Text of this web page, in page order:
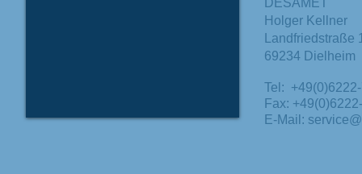
Holger Kellner
Landfriedstraße
69234 Dielheim
Tel:
Fax:
E-Mail: